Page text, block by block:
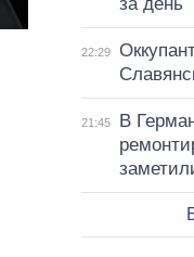
22:29
21:45
В